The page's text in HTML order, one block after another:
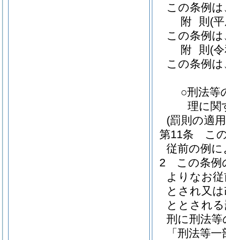
この条例
附 則 (
この条例
附 則 (
この条例
○刑法等
理に関
(罰則の適
第11条
こ
従前の例
2
この条例
よりなお
とされ又
ととされ
刑に刑法
「刑法等